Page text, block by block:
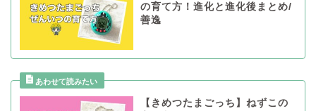
の育て方！進化と進化後まとめ/
善逸
【きめつたまごっち】ねずこの